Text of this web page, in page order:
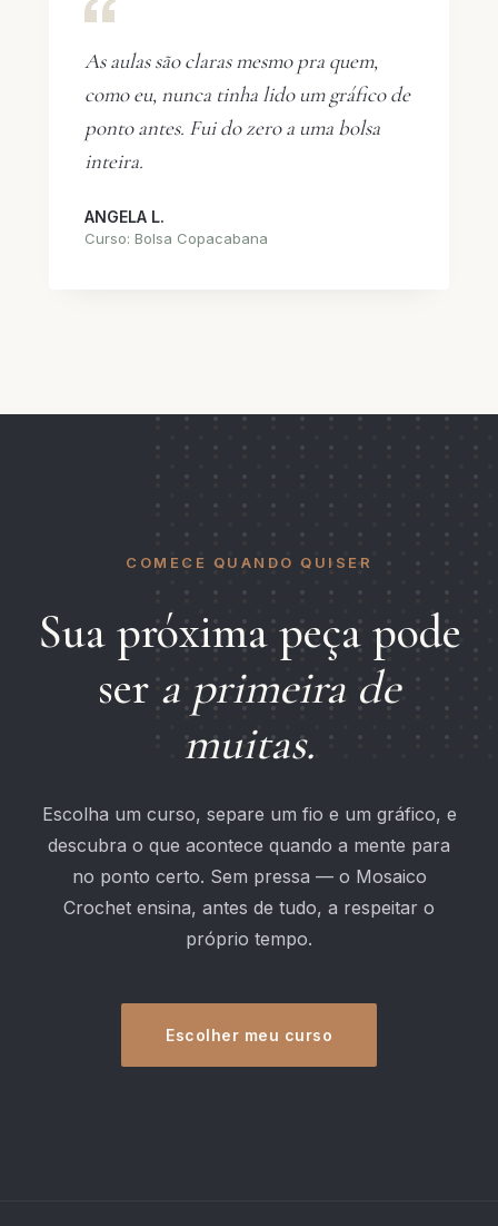
As aulas são claras mesmo pra quem,
como eu, nunca tinha lido um gráfico de
ponto antes. Fui do zero a uma bolsa
inteira.
ANGELA L.
Curso: Bolsa Copacabana
COMECE QUANDO QUISER
Sua próxima peça pode
ser a primeira de
muitas.
Escolha um curso, separe um fio e um gráfico, e
descubra o que acontece quando a mente para
no ponto certo. Sem pressa — o Mosaico
Crochet ensina, antes de tudo, a respeitar o
próprio tempo.
Escolher meu curso